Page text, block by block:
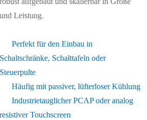
und Leistung.
Perfekt für den Einbau in
Schaltschränke, Schalttafeln oder
Steuerpulte
Häufig mit passiver, lüfterloser Kühlung
Industrietauglicher PCAP oder analog
resistiver Touchscreen